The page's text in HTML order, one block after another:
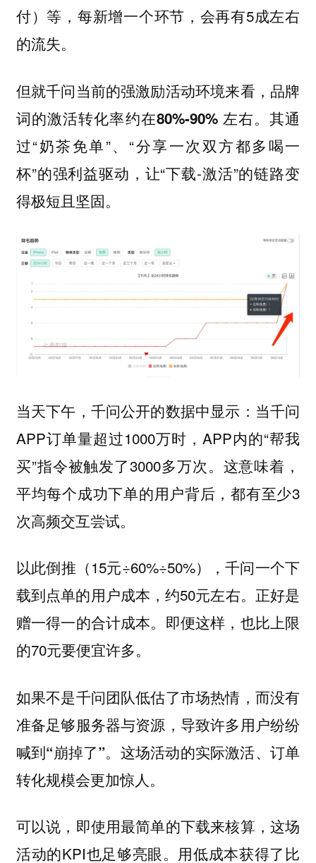
付）等，每新增一个环节，会再有5成左右
的流失。
但就千问当前的强激励活动环境来看，品牌
词的激活转化率约在80%-90% 左右。 其通
过“奶茶免单”、“分享一次双方都多喝一
杯”的强利益驱动，让“下载-激活”的链路变
得极短且坚固。
当天下午，千问公开的数据中显示：当千问
APP订单量超过1000万时，APP内的“帮我
买”指令被触发了3000多万次。 这意味着，
平均每个成功下单的用户背后，都有至少3
次高频交互尝试。
以此倒推（15元÷60%÷50%），千问一个下
载到点单的用户成本，约50元左右。正好是
赠一得一的合计成本。即便这样，也比上限
的70元要便宜许多。
如果不是千问团队低估了市场热情，而没有
准备足够服务器与资源，导致许多用户纷纷
喊到“崩掉了”。这场活动的实际激活、订单
转化规模会更加惊人。
可以说，即使用最简单的下载来核算，这场
活动的KPI也足够亮眼。用低成本获得了比